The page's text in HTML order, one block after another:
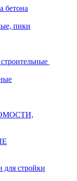
бетона
пики
для стройки